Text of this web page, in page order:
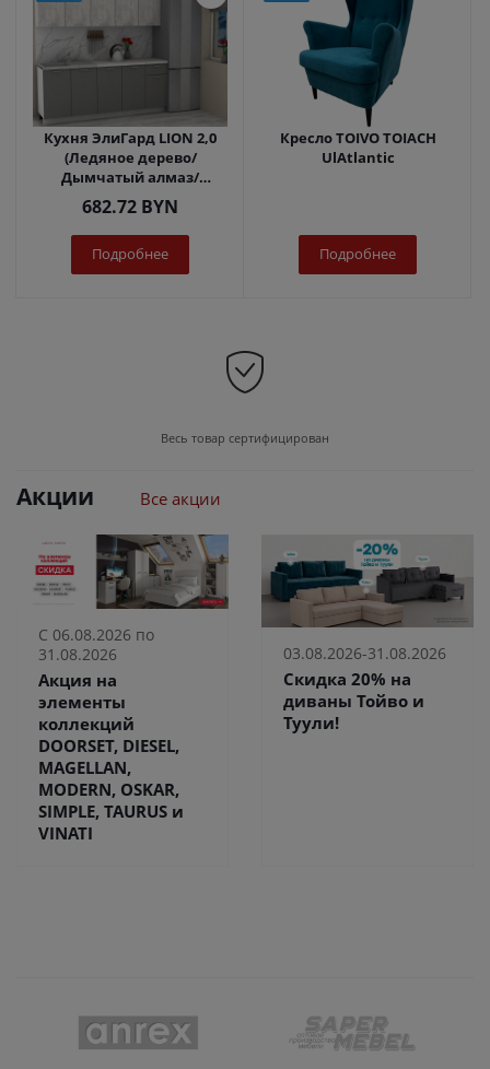
Кухня ЭлиГард LION 2,0
(Ледяное дерево/
Дымчатый алмаз/
Королевский опал)
682.72 BYN
Подробнее
Кресло TOIVO TOIACH
UlAtlantic
Подробнее
Весь товар сертифицирован
Акции Все акции
С 06.08.2026 по
31.08.2026
Акция на
элементы
коллекций
DOORSET, DIESEL,
MAGELLAN,
MODERN, OSKAR,
SIMPLE, TAURUS и
VINATI
03.08.2026-31.08.2026
Скидка 20% на
диваны Тойво и
Туули!